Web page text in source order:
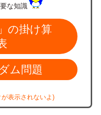
な知識
の掛け算
ム問題
表示されないよ)